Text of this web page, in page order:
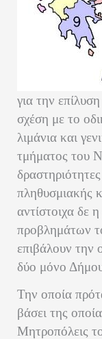
για την
σχέση με το
λιμάνια και
τμήματος του
πληθυσμιακής
αντίστοιχα δε
προβλημάτων
επιβάλουν την
δύο μόνο
Την οποία
βάσει της
Μητροπόλεις